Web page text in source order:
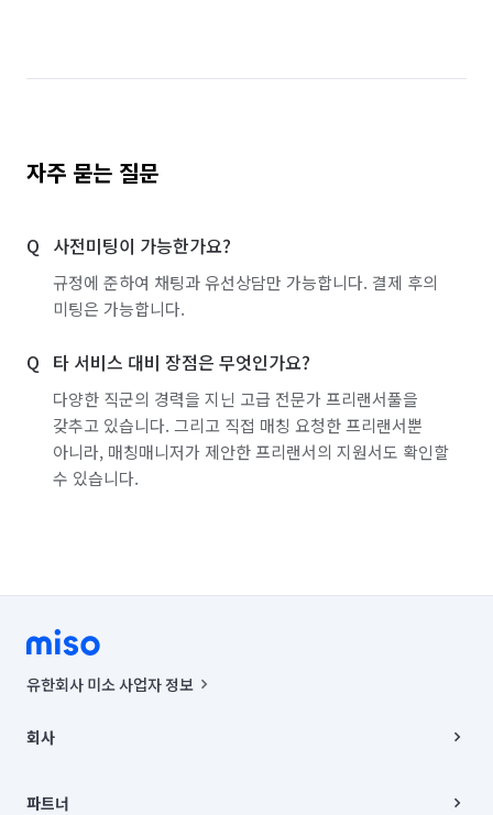
자주 묻는 질문
사전미팅이 가능한가요?
규정에 준하여 채팅과 유선상담만 가능합니다. 결제 후의
미팅은 가능합니다.
타 서비스 대비 장점은 무엇인가요?
다양한 직군의 경력을 지닌 고급 전문가 프리랜서풀을
갖추고 있습니다. 그리고 직접 매칭 요청한 프리랜서뿐
아니라, 매칭매니저가 제안한 프리랜서의 지원서도 확인할
수 있습니다.
유한회사 미소 사업자 정보
00019 |
주소 | 본사: 서울특별시 종로구 율곡로 6(중학동, 트윈트리빌딩) B동 5층
회사
채용
파트너